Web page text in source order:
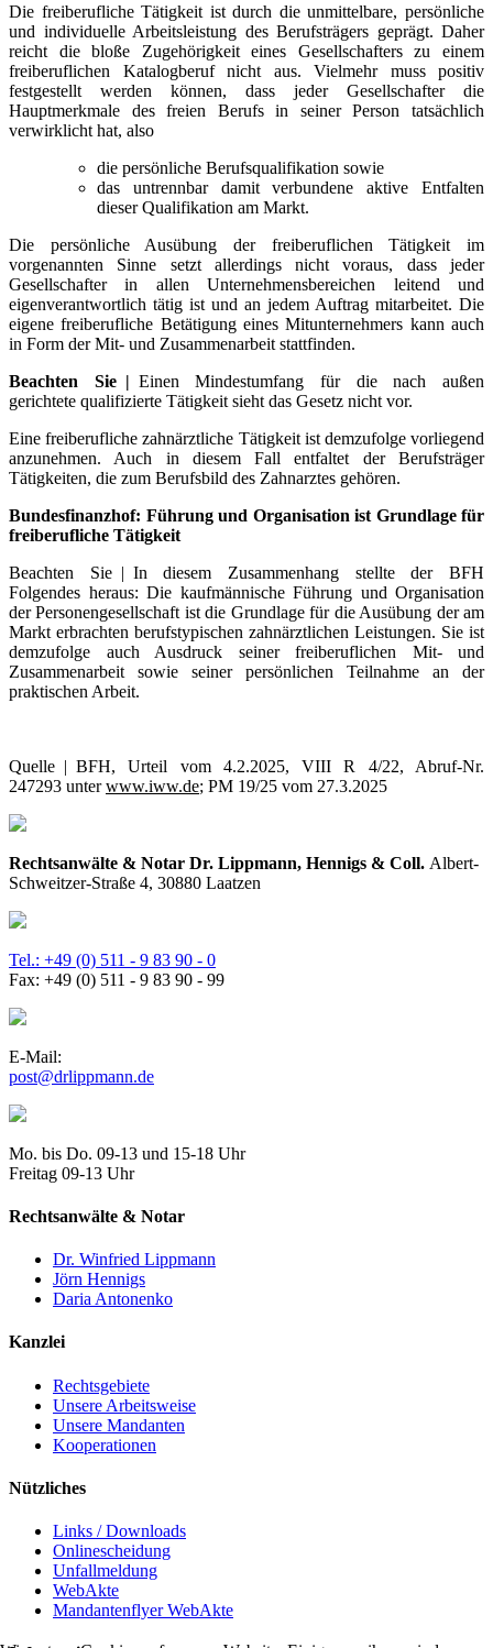
Die freiberufliche Tätigkeit ist durch die unmittelbare, persönliche
und individuelle Arbeitsleistung des Berufsträgers geprägt. Daher
reicht die bloße Zugehörigkeit eines Gesellschafters zu einem
freiberuflichen Katalogberuf nicht aus. Vielmehr muss positiv
festgestellt werden können, dass jeder Gesellschafter die
Hauptmerkmale des freien Berufs in seiner Person tatsächlich
verwirklicht hat, also
die persönliche Berufsqualifikation sowie
das untrennbar damit verbundene aktive Entfalten
dieser Qualifikation am Markt.
Die persönliche Ausübung der freiberuflichen Tätigkeit im
vorgenannten Sinne setzt allerdings nicht voraus, dass jeder
Gesellschafter in allen Unternehmensbereichen leitend und
eigenverantwortlich tätig ist und an jedem Auftrag mitarbeitet. Die
eigene freiberufliche Betätigung eines Mitunternehmers kann auch
in Form der Mit- und Zusammenarbeit stattfinden.
Beachten Sie | Einen Mindestumfang für die nach außen
gerichtete qualifizierte Tätigkeit sieht das Gesetz nicht vor.
Eine freiberufliche zahnärztliche Tätigkeit ist demzufolge vorliegend
anzunehmen. Auch in diesem Fall entfaltet der Berufsträger
Tätigkeiten, die zum Berufsbild des Zahnarztes gehören.
Bundesfinanzhof: Führung und Organisation ist Grundlage für
freiberufliche Tätigkeit
Beachten Sie | In diesem Zusammenhang stellte der BFH
Folgendes heraus: Die kaufmännische Führung und Organisation
der Personengesellschaft ist die Grundlage für die Ausübung der am
Markt erbrachten berufstypischen zahnärztlichen Leistungen. Sie ist
demzufolge auch Ausdruck seiner freiberuflichen Mit- und
Zusammenarbeit sowie seiner persönlichen Teilnahme an der
praktischen Arbeit.
Quelle | BFH, Urteil vom 4.2.2025, VIII R 4/22, Abruf-Nr.
247293 unterwww.iww.de; PM 19/25 vom 27.3.2025
Rechtsanwälte & Notar Dr. Lippmann, Hennigs & Coll. Albert-
Schweitzer-Straße 4, 30880 Laatzen
Tel.: +49 (0) 511 - 9 83 90 - 0
Fax: +49 (0) 511 - 9 83 90 - 99
E-Mail:
post@drlippmann.de
Mo. bis Do. 09-13 und 15-18 Uhr
Freitag 09-13 Uhr
Rechtsanwälte & Notar
Dr. Winfried Lippmann
Jörn Hennigs
Daria Antonenko
Kanzlei
Rechtsgebiete
Unsere Arbeitsweise
Unsere Mandanten
Kooperationen
Nützliches
Links / Downloads
Onlinescheidung
Unfallmeldung
WebAkte
Mandantenflyer WebAkte